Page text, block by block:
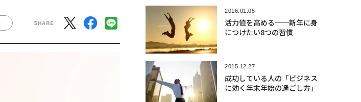
2016.01.05
活力値を高める──新年に身
につけたい8つの習慣
2015.12.27
成功している人の「ビジネス
に効く年末年始の過ごし方」